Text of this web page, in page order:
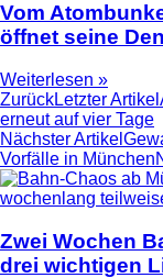
Vom
öffnet seine
Weiterlesen »
ZurückLetzter Artikel
erneut auf vier Tage
Nächster Artikel
Vorfälle in München
Zwei Wochen
drei wichtigen